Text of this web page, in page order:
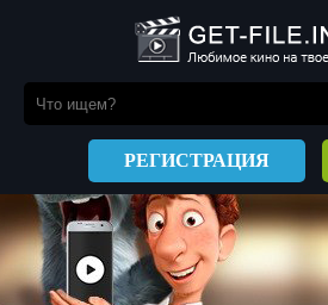
РЕГИСТРАЦИЯ